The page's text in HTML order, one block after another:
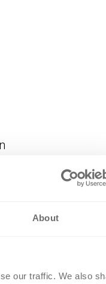
About
our traffic. We also